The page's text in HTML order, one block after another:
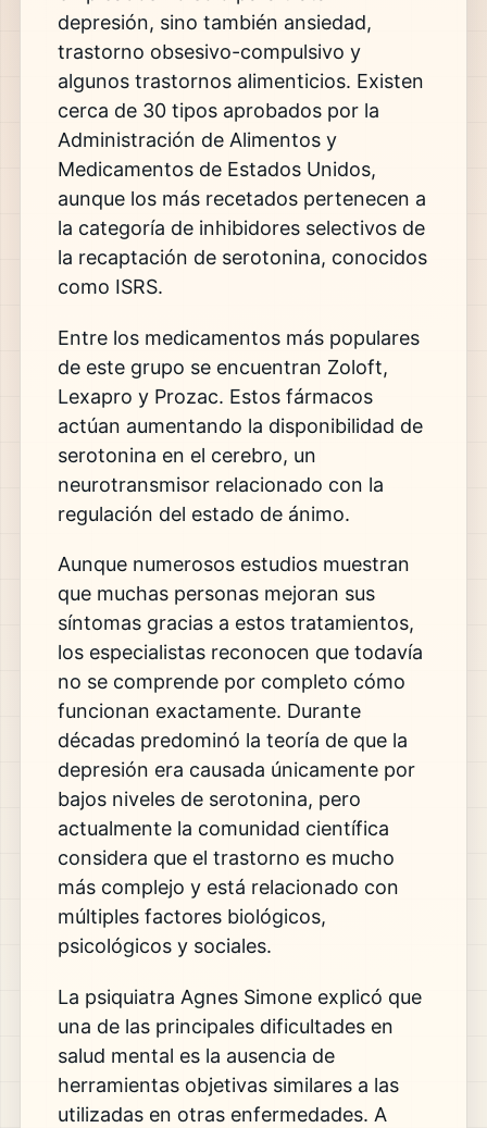
depresión, sino también ansiedad,
trastorno obsesivo-compulsivo y
algunos trastornos alimenticios. Existen
cerca de 30 tipos aprobados por la
Administración de Alimentos y
Medicamentos de Estados Unidos,
aunque los más recetados pertenecen a
la categoría de inhibidores selectivos de
la recaptación de serotonina, conocidos
como ISRS.
Entre los medicamentos más populares
de este grupo se encuentran Zoloft,
Lexapro y Prozac. Estos fármacos
actúan aumentando la disponibilidad de
serotonina en el cerebro, un
neurotransmisor relacionado con la
regulación del estado de ánimo.
Aunque numerosos estudios muestran
que muchas personas mejoran sus
síntomas gracias a estos tratamientos,
los especialistas reconocen que todavía
no se comprende por completo cómo
funcionan exactamente. Durante
décadas predominó la teoría de que la
depresión era causada únicamente por
bajos niveles de serotonina, pero
actualmente la comunidad científica
considera que el trastorno es mucho
más complejo y está relacionado con
múltiples factores biológicos,
psicológicos y sociales.
La psiquiatra Agnes Simone explicó que
una de las principales dificultades en
salud mental es la ausencia de
herramientas objetivas similares a las
utilizadas en otras enfermedades. A